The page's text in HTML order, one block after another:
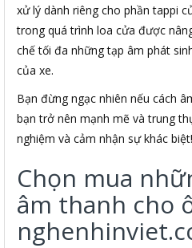
xử lý dành riêng cho phần tappi
trong quá trình loa cửa được
chế tối đa những tạp âm phát
của xe.
Bạn đừng ngạc nhiên nếu cách
bạn trở nên mạnh mẽ và trung
nghiệm và cảm nhận sự khác biệt!
Chọn mua
âm thanh cho